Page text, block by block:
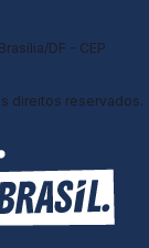
DF - CEP
direitos reservados.